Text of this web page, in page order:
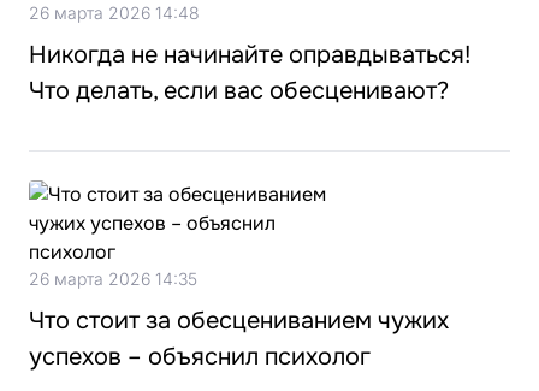
26 марта 2026 14:48
Никогда не начинайте оправдываться!
Что делать, если вас обесценивают?
26 марта 2026 14:35
Что стоит за обесцениванием чужих
успехов – объяснил психолог